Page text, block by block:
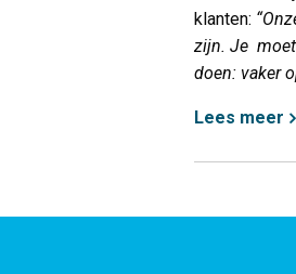
klanten:
zijn. Je moet
doen: vaker
Lees meer